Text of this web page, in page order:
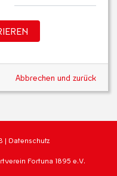
Abbrechen und zurück
| Datenschutz
Fortuna 1895 e.V.